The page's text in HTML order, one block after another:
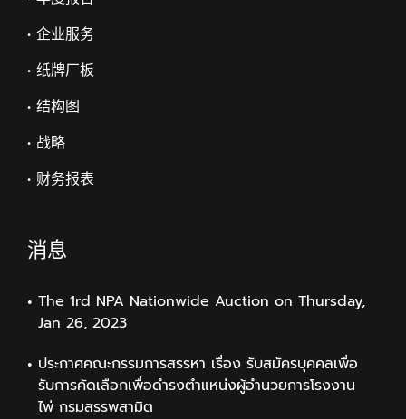
• 企业服务
• 纸牌厂板
• 结构图
• 战略
• 财务报表
消息
The 1rd NPA Nationwide Auction on Thursday,
Jan 26, 2023
ประกาศคณะกรรมการสรรหา เรื่อง รับสมัครบุคคลเพื่อ
รับการคัดเลือกเพื่อดำรงตำแหน่งผู้อำนวยการโรงงาน
ไพ่ กรมสรรพสามิต